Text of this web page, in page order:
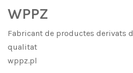
WPPZ
Fabricant de productes derivats
qualitat
wppz.pl